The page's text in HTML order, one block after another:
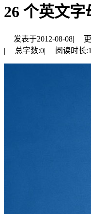
26 个英文字
发表于2012-08-08|
|
总字数:0| 阅读时长: